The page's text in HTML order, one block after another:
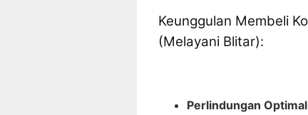
Keunggulan Membeli
(Melayani Blitar):
Perlindungan